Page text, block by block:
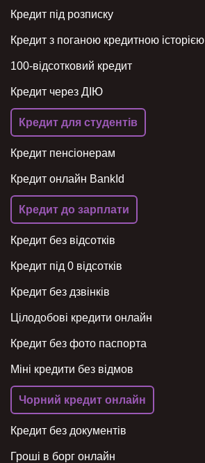
Кредит під розписку
Кредит з поганою кредитною історією
100-відсотковий кредит
Кредит через ДІЮ
Кредит для студентів
Кредит пенсіонерам
Кредит онлайн BankId
Кредит до зарплати
Кредит без відсотків
Кредит під 0 відсотків
Кредит без дзвінків
Цілодобові кредити онлайн
Кредит без фото паспорта
Міні кредити без відмов
Чорний кредит онлайн
Кредит без документів
Гроші в борг онлайн